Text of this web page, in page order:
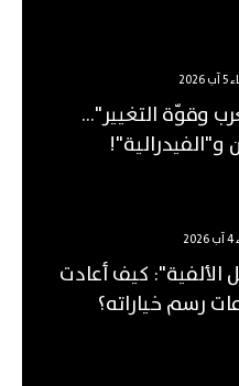
وقوّة التغيير"...
و"الفيدرالية"!
الألفية": كيف أعادت
رسم خياراته؟